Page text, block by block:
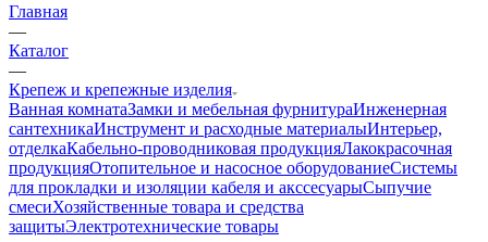
Главная
—
Каталог
—
Крепеж и крепежные изделия
Ванная комнатаЗамки и мебельная фурнитураИнженерная
сантехникаИнструмент и расходные материалыИнтерьер,
отделкаКабельно-проводниковая продукцияЛакокрасочная
продукцияОтопительное и насосное оборудованиеСистемы
для прокладки и изоляции кабеля и акссесуарыСыпучие
смесиХозяйственные товара и средства
защитыЭлектротехнические товары